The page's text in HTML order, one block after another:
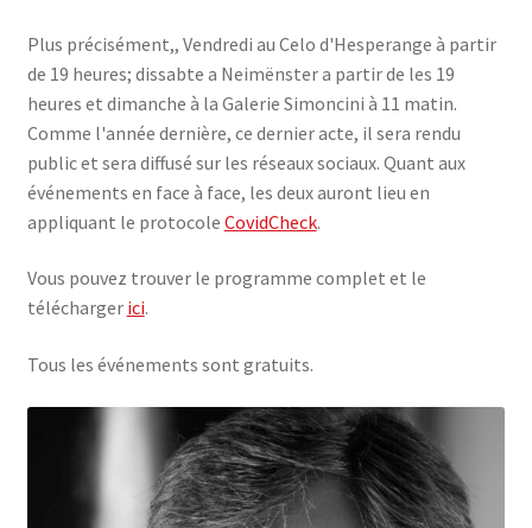
Plus précisément,, Vendredi au Celo d'Hesperange à partir
de 19 heures; dissabte a Neimënster a partir de les 19
heures et dimanche à la Galerie Simoncini à 11 matin.
Comme l'année dernière, ce dernier acte, il sera rendu
public et sera diffusé sur les réseaux sociaux. Quant aux
événements en face à face, les deux auront lieu en
appliquant le protocole CovidCheck.
Vous pouvez trouver le programme complet et le
télécharger ici.
Tous les événements sont gratuits.